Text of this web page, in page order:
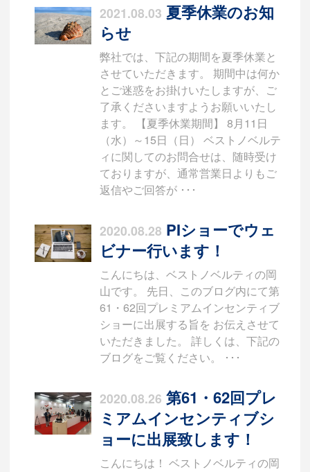
2021.08.03 夏季休業のお知
らせ
弊社では、下記の期間を夏季休業と
させていただきます。 期間中は何か
とご迷惑をお掛けいたしますが、ご
了承くださいますようお願いいたし
ます。 【夏季休業期間】 8月11日
（水）～15日（日） ベストノベルテ
ィに関してのお問合せは、随時受け
ておりますが、通常営業日よりもご
返信やご回答が ･･･
2020.08.28 PIショーでウェ
ビナー行います！
こんにちは、ベストノベルティの岡
山です。 先日、このブログ内にて第
61・62回プレミアムインセンティブ
ショーに出展する旨を お伝えさせて
いただきました。 詳しくは、下記の
ブログをご覧ください。 ･･･
2020.08.26 第61・62回プレ
ミアムインセンティブシ
ョーに出展致します！
こんにちは！ ベストノベルティの岡